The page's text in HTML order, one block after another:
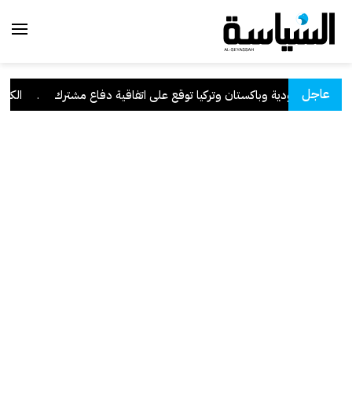
عاجل
السعودية وباكستان وتركيا توقع على اتفاقية دفاع مشترك